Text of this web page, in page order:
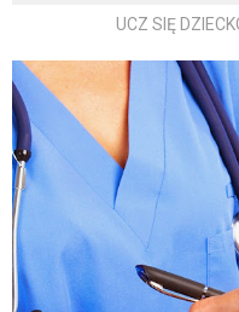
UCZ SIĘ